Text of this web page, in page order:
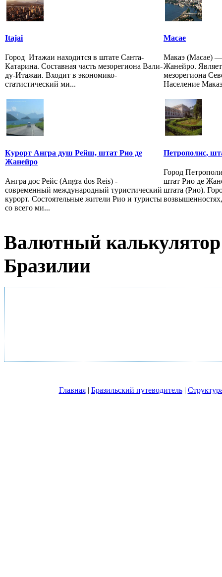
Itajai
Город Итажаи находится в штате Санта-
Катарина. Составная часть мезорегиона Вали-
ду-Итажаи. Входит в экономико-
статистический ми...
Macae
Макаэ (Macae)
Жанейро.
мезорегиона
Население
Курорт Ангра душ Рейш, штат Рио де
Жанейро
Ангра дос Рейс (Angra dos Reis) -
современный международный туристический
курорт. Состоятельные жители Рио и туристы
со всего ми...
Петрополис,
Город
штат Рио де
штата (Рио).
Валютный
Бразилии
Главная| Бразильский путеводитель|